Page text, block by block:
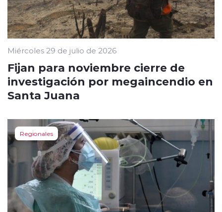
Miércoles 29 de julio de 2026
Fijan para noviembre cierre de
investigación por megaincendio en
Santa Juana
Regionales